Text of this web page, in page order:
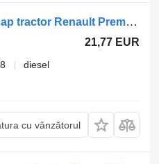
Sisteme de încălzire Renault premium 2 (01.05-) 9012869C pentru cap tractor Renault Premium, Premium 2 (1996-2014)
21,77 EUR
diesel
cu vânzătorul